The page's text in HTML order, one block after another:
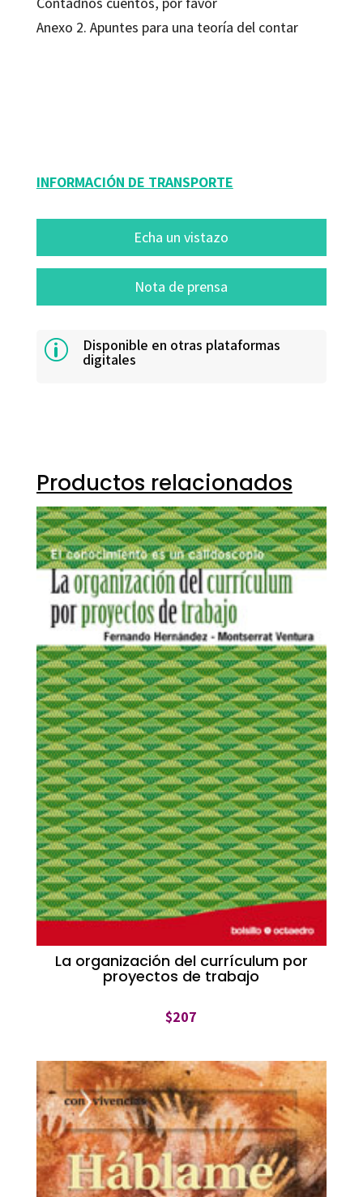
Anexo 2. Apuntes para una teoría del contar
INFORMACIÓN DE TRANSPORTE
Echa un vistazo
Nota de prensa
p Disponible en otras plataformas
digitales
Productos relacionados
La organización del currículum por
proyectos de trabajo
$207